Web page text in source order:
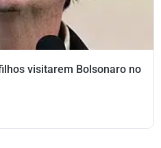
visitarem Bolsonaro no